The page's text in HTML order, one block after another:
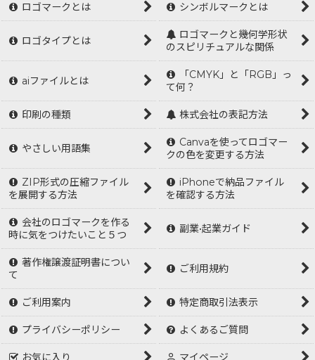
ロゴマークとは シンボルマークとは
ロゴタイプとは
ロゴマークと幾何学形状
のスピリチュアルな関係
aiファイルとは
「CMYK」と「RGB」っ
て何？
印刷の種類 株式会社の表記方法
やさしい用語集
Canvaを使ってロゴマー
クの色を変更する方法
ZIP形式の圧縮ファイル
を展開する方法
iPhoneで納品ファイル
を確認する方法
会社のロゴマークを作る
時に気をつけたいこと５つ
副業•起業ガイド
著作権譲渡証明書につい
て
ご利用規約
ご利用案内 特定商取引法表示
プライバシーポリシー よくあるご質問